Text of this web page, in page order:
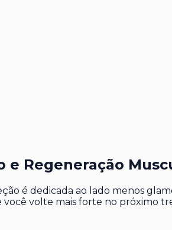
e Regeneração
é dedicada ao lado menos
volte mais forte no próximo